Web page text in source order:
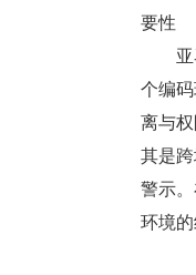
要性
亚马
个编
离与
其是
警示
环境